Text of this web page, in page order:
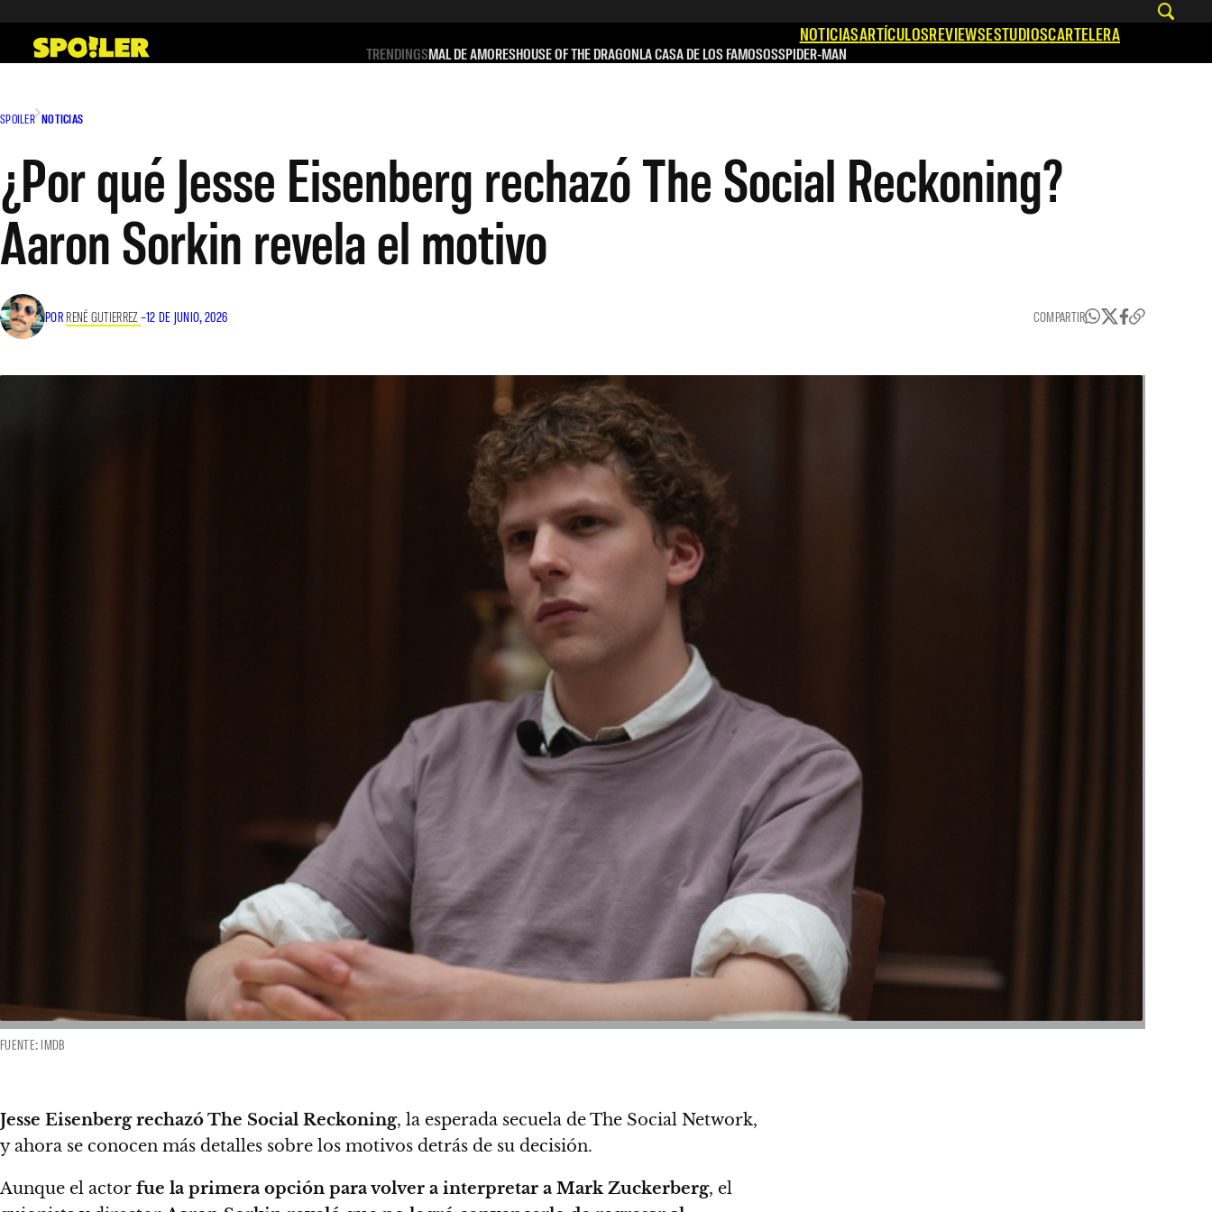
contenido
NOTICIASARTÍCULOSREVIEWSESTUDIOSCARTELERA
TRENDINGSMAL DE AMORESHOUSE OF THE DRAGONLA CASA DE LOS FAMOSOSSPIDER-MAN
SPOILER NOTICIAS
¿Por qué Jesse Eisenberg rechazó The Social Reckoning?
Aaron Sorkin revela el motivo
POR RENÉ GUTIERREZ –12 DE JUNIO, 2026 COMPARTIR
FUENTE: IMDB
Jesse Eisenberg rechazó The Social Reckoning, la esperada secuela de The Social Network,
y ahora se conocen más detalles sobre los motivos detrás de su decisión.
Aunque el actor fue la primera opción para volver a interpretar a Mark Zuckerberg, el